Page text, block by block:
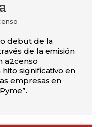
debut de la
de la emisión
a2censo
significativo en
empresas en